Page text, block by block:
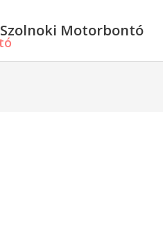
Szolnoki Motorbontó